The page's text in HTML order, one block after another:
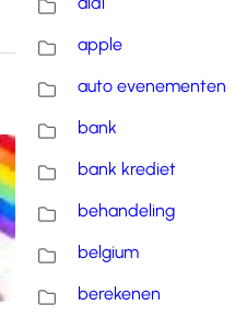
apple
auto evenementen
bank
bank krediet
behandeling
belgium
berekenen